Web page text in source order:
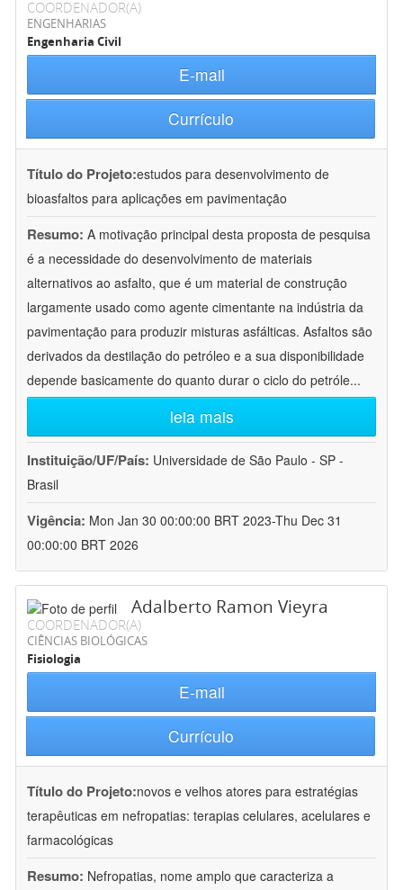
COORDENADOR(A)
ENGENHARIAS
Engenharia Civil
E-mail
Currículo
Título do Projeto:estudos para desenvolvimento de
bioasfaltos para aplicações em pavimentação
Resumo: A motivação principal desta proposta de pesquisa
é a necessidade do desenvolvimento de materiais
alternativos ao asfalto, que é um material de construção
largamente usado como agente cimentante na indústria da
pavimentação para produzir misturas asfálticas. Asfaltos são
derivados da destilação do petróleo e a sua disponibilidade
depende basicamente do quanto durar o ciclo do petróle...
leia mais
Instituição/UF/País: Universidade de São Paulo - SP -
Brasil
Vigência: Mon Jan 30 00:00:00 BRT 2023-Thu Dec 31
00:00:00 BRT 2026
Adalberto Ramon Vieyra
COORDENADOR(A)
CIÊNCIAS BIOLÓGICAS
Fisiologia
E-mail
Currículo
Título do Projeto:novos e velhos atores para estratégias
terapêuticas em nefropatias: terapias celulares, acelulares e
farmacológicas
Resumo: Nefropatias, nome amplo que caracteriza a